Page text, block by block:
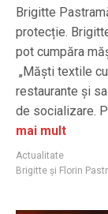
Brigitte
protecție.
pot cumpăra
„Măști textile
restaurante și
de socializare.
mai mult
Actualitate
Brigitte și Florin